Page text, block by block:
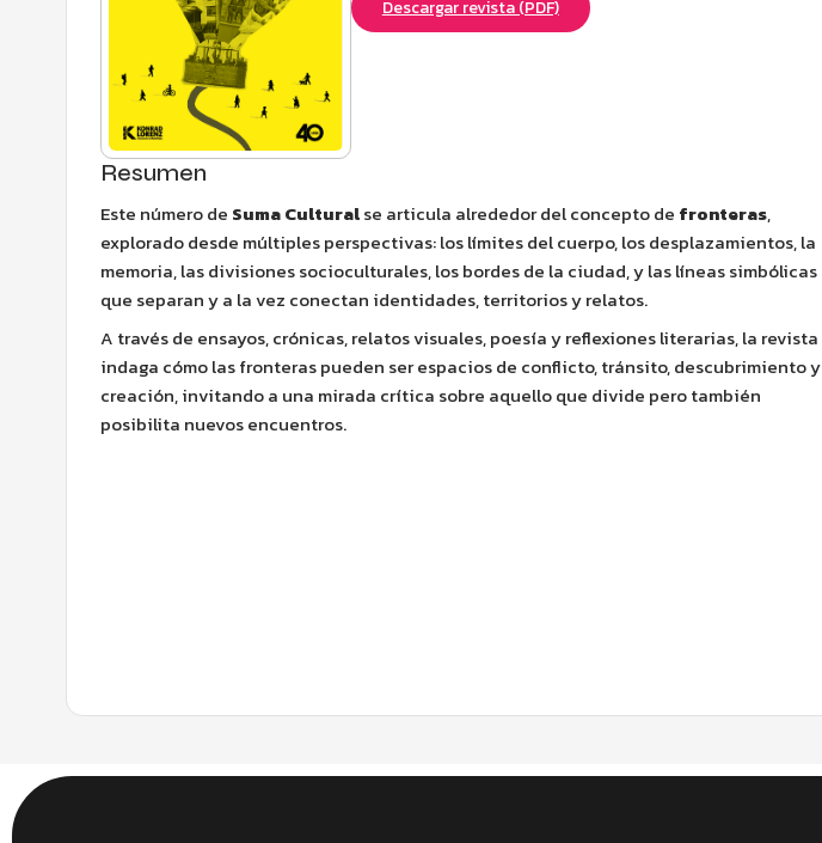
Descargar revista (PDF)
Resumen
Este número de Suma Culturalse articula alrededor del concepto de fronteras,
explorado desde múltiples perspectivas: los límites del cuerpo, los desplazamientos, la
memoria, las divisiones socioculturales, los bordes de la ciudad, y las líneas simbólicas
que separan y a la vez conectan identidades, territorios y relatos.
A través de ensayos, crónicas, relatos visuales, poesía y reflexiones literarias, la revista
indaga cómo las fronteras pueden ser espacios de conflicto, tránsito, descubrimiento y
creación, invitando a una mirada crítica sobre aquello que divide pero también
posibilita nuevos encuentros.